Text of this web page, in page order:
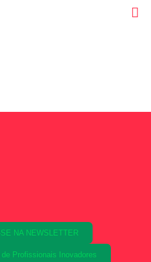
SE NA NEWSLETTER
de Profissionais Inovadores